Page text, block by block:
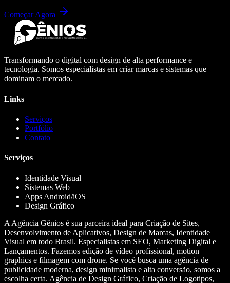
Começar Agora
Transformando o digital com design de alta performance e
tecnologia. Somos especialistas em criar marcas e sistemas que
dominam o mercado.
Links
Serviços
Portfólio
Contato
Serviços
Identidade Visual
Sistemas Web
Apps Android/iOS
Design Gráfico
A Agência Gênios é sua parceira ideal para Criação de Sites,
Desenvolvimento de Aplicativos, Design de Marcas, Identidade
Visual em todo Brasil. Especialistas em SEO, Marketing Digital e
Lançamentos. Fazemos edição de vídeo profissional, motion
graphics e filmagem com drone. Se você busca uma agência de
publicidade moderna, design minimalista e alta conversão, somos a
escolha certa. Agência de Design Gráfico, Criação de Logotipos,